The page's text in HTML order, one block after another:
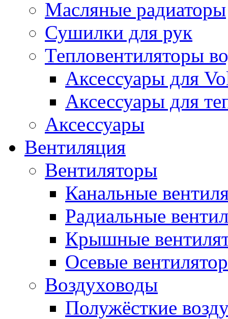
Масляные радиаторы
Сушилки для рук
Тепловентиляторы
Аксессуары для
Аксессуары для
Аксессуары
Вентиляция
Вентиляторы
Канальные
Радиальные
Крышные
Осевые
Воздуховоды
Полужёсткие